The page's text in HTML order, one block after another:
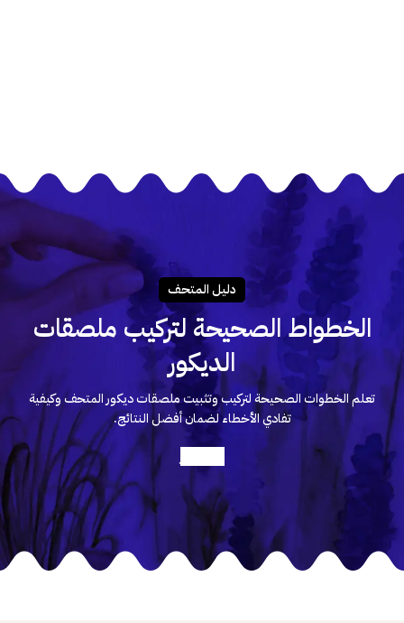
دليـل المتحـف
الخطواط الصحيحة لتركيب ملصقات
الديكور
تعلم الخطوات الصحيحة لتركيب وتثبيت ملصقات ديكور المتحف وكيفية
تفادي الأخطاء لضمان أفضل النتائج.